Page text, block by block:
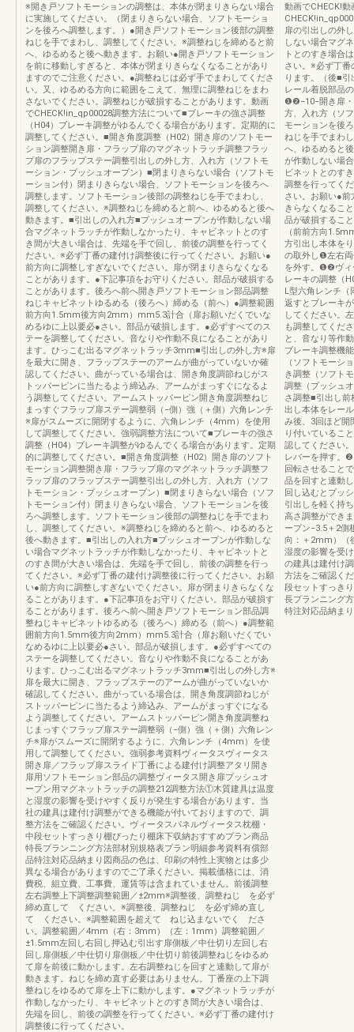
※開き戸ソフトモーションの調整は、本体が閉まりきらない場合
に実施してください。（閉まりきらない場合、ソフトモーショ
ンを後ろへ調整します。）●開き戸ソフトモーション後部の調整
ねじを手でまわし、調整してください。※調整ねじを締めると前
へ、ゆるめると後へ動きます。お願い●開き戸ソフトモーション
を前に移動しすぎると、本体が閉まりきらなくなることがあり
ますのでご注意ください。●調整ねじは必ず手でまわしてくださ
い。又、ゆるめる方向に範囲をこえて、無理に調整ねじをまわ
さないでください。調整ねじが破損することがあります。動画
でCHECK!in_qp00028調整方法について■ブレーキの強さ調整
（H04）ブレーキ調整がゆるんでくる場合があります。定期的に
調整してください。■開き角度調整（H02）開き扉のソフトモー
ション調整開き扉・フラップ扉のマグネットラッチ調整フラッ
プ扉のフラップステー調整引出しの外し方、入れ方（ソフトモ
ーション・プッシュオープン）■閉まりきらない場合（ソフトモ
ーション付）閉まりきらない場合、ソフトモーションを後ろへ
調整します。ソフトモーション後部の調整ねじを手でまわし、
調整してください。※調整ねじを締めると前へ、ゆるめると後へ
動きます。■引出しの入れ方■プッシュオープンが作動しない場
合マグネットラッチが作動しなかったり、キャビネットとのす
き間が大きい場合は、先端を手で回し、前後の調整を行ってく
ださい。※必ず丁番の建付け調整後に行ってください。お願い●
前方向に調整しすぎないでください。扉が閉まりきらなくなる
ことがあります。●下記事項をお守りください。部品が破損する
ことがあります。後ろへ前へ開き戸ソフトモーション部品調整
ねじキャビネットゆるめる（後ろへ）締める（前へ）●調整範囲
前方向1.5mm後方向2mm）mm5.3計合（扉お願いだくでいな
めるゆに上以要必●さい。部品が破損します。●必ずすべてのス
テーを調整してください。音なりや作動不良になることがあり
ます。ひっこむ出るマグネットラッチ3mm■引出しの外し方※扉
を最大に開き、フラップステーのアームが曲がっていないか確
認してください。曲がっている場合は、開き角度調節ねじがス
トッパーピンに当たるよう締込み、アームがまっすぐになるよ
う調整してください。アームストッパーピン開き角度調整ねじ
まっすぐフラップ扉ステー調整弱（−側）強（＋側）六角レンチ
※扉がスムーズに開閉するように、六角レンチ（4mm）を使用
して調整してください。強弱調整方法について■ブレーキの強さ
調整（H04）ブレーキ調整がゆるんでくる場合があります。定期
的に調整してください。■開き角度調整（H02）開き扉のソフト
モーション調整開き扉・フラップ扉のマグネットラッチ調整フ
ラップ扉のフラップステー調整引出しの外し方、入れ方（ソフ
トモーション・プッシュオープン）■閉まりきらない場合（ソフ
トモーション付）閉まりきらない場合、ソフトモーションを後
ろへ調整します。ソフトモーション後部の調整ねじを手でまわ
し、調整してください。※調整ねじを締めると前へ、ゆるめると
後へ動きます。■引出しの入れ方■プッシュオープンが作動しな
い場合マグネットラッチが作動しなかったり、キャビネットと
のすき間が大きい場合は、先端を手で回し、前後の調整を行っ
てください。※必ず丁番の建付け調整後に行ってください。お願
い●前方向に調整しすぎないでください。扉が閉まりきらなくな
ることがあります。●下記事項をお守りください。部品が破損す
ることがあります。後ろへ前へ開き戸ソフトモーション部品調
整ねじキャビネットゆるめる（後ろへ）締める（前へ）●調整範
囲前方向1.5mm後方向2mm）mm5.3計合（扉お願いだくでい
なめるゆに上以要必●さい。部品が破損します。●必ずすべての
ステーを調整してください。音なりや作動不良になることがあ
ります。ひっこむ出るマグネットラッチ3mm■引出しの外し方※
扉を最大に開き、フラップステーのアームが曲がっていないか
確認してください。曲がっている場合は、開き角度調節ねじが
ストッパーピンに当たるよう締込み、アームがまっすぐになる
よう調整してください。アームストッパーピン開き角度調整ね
じまっすぐフラップ扉ステー調整弱（−側）強（＋側）六角レン
チ※扉がスムーズに開閉するように、六角レンチ（4mm）を使
用して調整してください。強弱参考資料ヴィータスヴィータス
開き扉／フラップ扉スライド丁番による建付け調整アタリ開き
扉用ソフトモーション部品の調整ヴィータス開き扉プッシュオ
ープン用マグネットラッチの調整212調整方法①木質建具は温度
と湿度の影響を受けやすく反りが発生する場合があります。当
社の建具は建付け調整ができる機能が付いておりますので、調
整方法をご確認ください。ヴィータスパネルヴィータス枕棚・
中段セットすっきり棚ぴったり棚床下収納おすすめプラン商品
特長プランニング方法部材別規格表プラン明細参考資料有償部
品特注対応品納まり図商品の色は、印刷の特性上実物とは多少
異なる場合がありますのでご了承ください。掲載価格には、消
費税、組立費、工事費、運賃等は含まれていません。前後調整
左右調整上下調整調整範囲／±2mm※調整後、調整ねじ を必ず
締め直して ください。※調整後、調整ねじ を必ず締め直し
て ください。※調整範囲を超えて ねじ込まないでく ださ
い。調整範囲／4mm（右：3mm）（左：1mm）調整範囲／
±1.5mm左回し右回し押込む引出す扉側板／中仕切り左回し右
回し扉側板／中仕切り扉側板／中仕切り前後調整ねじをゆるめ
て扉を前後に動かします。左右調整ねじを回すと連動して扉が
動きます。ねじを締め直す必要はありません。丁番座の上下調
整ねじをゆるめて扉を上下に動かします。●マグネットラッチが
作動しなかったり、キャビネットとのすき間が大きい場合は、
先端を回し、前後の調整を行ってください。※必ず丁番の建付け
調整後に行ってください。
動画でCHECK!動
扉の引出しの外
しない場合マグ
トとのすき場合
さい。※必ず丁番
ります。（後■
レール着脱部品
❶❷−10−開き扉・
方、入れ方（ソ
モーションを後
ねじを手でまわ
へ、ゆるめると
が作動しない場
ビネットとのす
調整を行ってく
さい。お願い●前
きらなくなるこ
品が破損するこ
（前前方向
方引出し本体を
の取外し❶左右両
を外す。❶❷ヴィ
レーキの調整（
L型六角レンチ（
返すとブレーキ
してください。
も調整してくだ
と、音なり等作
ブレーキ調整機
（ソフトモーシ
き調整（ソフト
調整（プッシュ
さ調整■引出し
出し本体をレー
み後、3回ほど開
り付いているこ
認してください
レバーを押す。
回転させること
品を回すと連動
回し込むとプッ
引出しを軽く持
高さ調整ができ
ープン−3.5＋2側
向：＋2mm）（
湿度の影響を受
の建具は建付け
方法をご確認く
段セットすっき
長プランニング
特注対応品納ま